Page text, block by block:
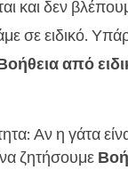
και δεν
σε ειδικό.
από
Αν η γάτα
ζητήσουμε